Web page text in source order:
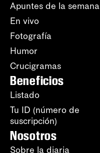
Apuntes de la semana
En vivo
Fotografía
Humor
Crucigramas
Beneficios
Listado
Tu ID (número de
suscripción)
Nosotros
Sobre la diaria